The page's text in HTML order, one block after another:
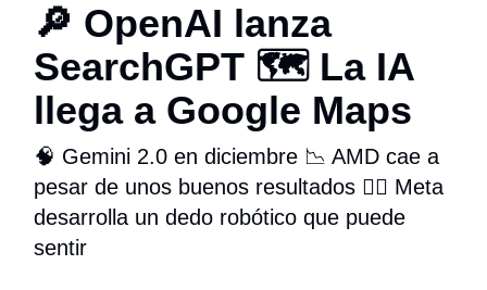
🔎 OpenAI lanza
SearchGPT 🗺️ La IA
llega a Google Maps
🧠 Gemini 2.0 en diciembre 📉 AMD cae a
pesar de unos buenos resultados 👆🏻 Meta
desarrolla un dedo robótico que puede
sentir